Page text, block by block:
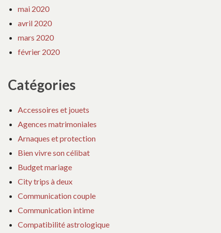
mai 2020
avril 2020
mars 2020
février 2020
Catégories
Accessoires et jouets
Agences matrimoniales
Arnaques et protection
Bien vivre son célibat
Budget mariage
City trips à deux
Communication couple
Communication intime
Compatibilité astrologique